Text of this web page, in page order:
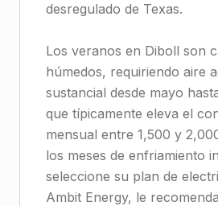
desregulado de Texas.
Los veranos en Diboll son
húmedos, requiriendo aire
sustancial desde mayo
que típicamente eleva el
mensual entre 1,500 y
los meses de enfriamiento
seleccione su plan de
Ambit Energy, le